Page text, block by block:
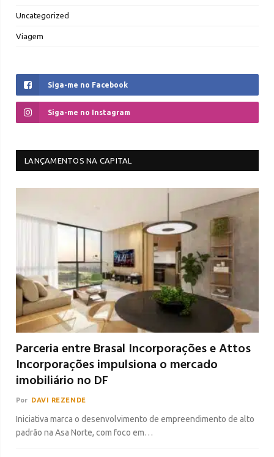
Uncategorized
Viagem
Siga-me no Facebook
Siga-me no Instagram
LANÇAMENTOS NA CAPITAL
Parceria entre Brasal Incorporações e Attos
Incorporações impulsiona o mercado
imobiliário no DF
Por DAVI REZENDE
Iniciativa marca o desenvolvimento de empreendimento de alto
padrão na Asa Norte, com foco em…